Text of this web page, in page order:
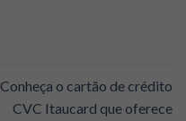
Conheça o cartão de crédito
CVC Itaucard que oferece